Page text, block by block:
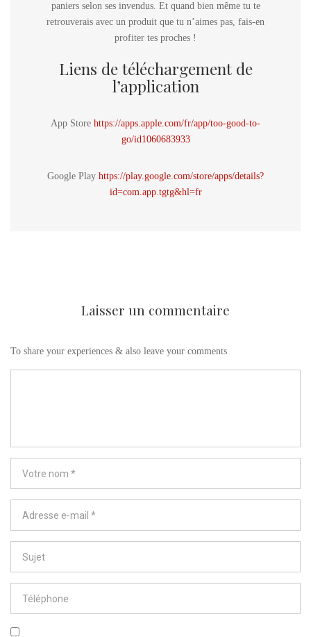
paniers selon ses invendus. Et quand bien même tu te
retrouverais avec un produit que tu n’aimes pas, fais-en
profiter tes proches !
Liens de téléchargement de
l’application
App Store https://apps.apple.com/fr/app/too-good-to-
go/id1060683933
Google Play https://play.google.com/store/apps/details?
id=com.app.tgtg&hl=fr
Laisser un commentaire
To share your experiences & also leave your comments